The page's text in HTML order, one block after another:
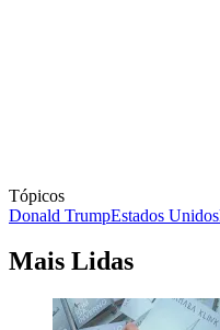
Tópicos
Donald TrumpEstados Unidos
Mais Lidas